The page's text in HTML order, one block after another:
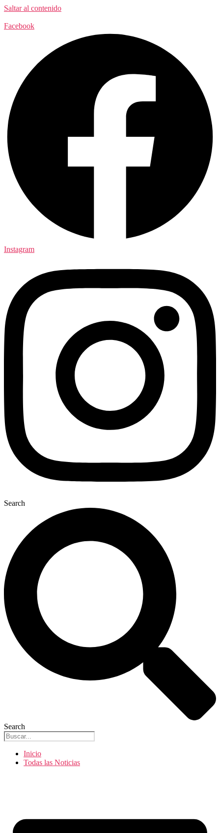
Saltar al contenido
Facebook
Instagram
Search
Search
Inicio
Todas las Noticias